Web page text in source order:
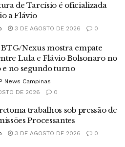
de Tarcísio é oficializada
a Flávio
3 DE AGOSTO DE 2026 0
BTG/Nexus mostra empate
Lula e Flávio Bolsonaro no
no segundo turno
News Campinas
DE 2026
0
trabalhos sob pressão de
Processantes
3 DE AGOSTO DE 2026 0